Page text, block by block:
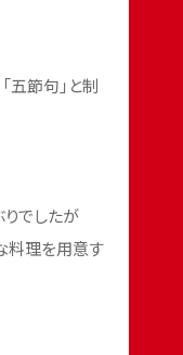
五節句」と制
でしたが
料理を用意す